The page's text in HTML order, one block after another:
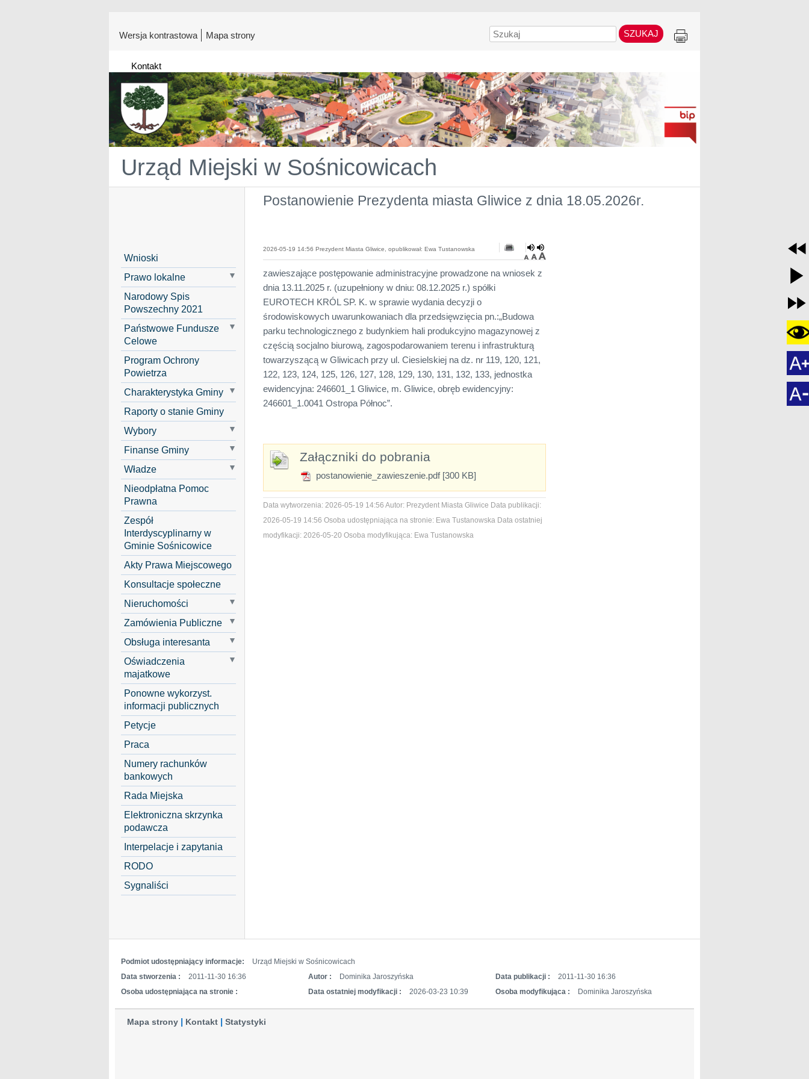
Wersja kontrastowa Mapa strony Szukaj
Kontakt
Urząd Miejski w Sośnicowicach
Postanowienie Prezydenta miasta Gliwice z dnia 18.05.2026r.
Wnioski
Prawo lokalne
Narodowy Spis
Powszechny 2021
Państwowe Fundusze
Celowe
Program Ochrony
Powietrza
Charakterystyka Gminy
Raporty o stanie Gminy
Wybory
Finanse Gminy
Władze
Nieodpłatna Pomoc
Prawna
Zespół
Interdyscyplinarny w
Gminie Sośnicowice
Akty Prawa Miejscowego
Konsultacje społeczne
Nieruchomości
Zamówienia Publiczne
Obsługa interesanta
Oświadczenia
majatkowe
Ponowne wykorzyst.
informacji publicznych
Petycje
Praca
Numery rachunków
bankowych
Rada Miejska
Elektroniczna skrzynka
podawcza
Interpelacje i zapytania
RODO
Sygnaliści
2026-05-19 14:56 Prezydent Miasta Gliwice, opublikował: Ewa Tustanowska
zawieszające postępowanie administracyjne prowadzone na wniosek z
dnia 13.11.2025 r. (uzupełniony w dniu: 08.12.2025 r.) spółki
EUROTECH KRÓL SP. K. w sprawie wydania decyzji o
środowiskowych uwarunkowaniach dla przedsięwzięcia pn.:„Budowa
parku technologicznego z budynkiem hali produkcyjno magazynowej z
częścią socjalno biurową, zagospodarowaniem terenu i infrastrukturą
towarzyszącą w Gliwicach przy ul. Ciesielskiej na dz. nr 119, 120, 121,
122, 123, 124, 125, 126, 127, 128, 129, 130, 131, 132, 133, jednostka
ewidencyjna: 246601_1 Gliwice, m. Gliwice, obręb ewidencyjny:
246601_1.0041 Ostropa Północ”.
Załączniki do pobrania
postanowienie_zawieszenie.pdf [300 KB]
Data wytworzenia: 2026-05-19 14:56 Autor: Prezydent Miasta Gliwice Data publikacji:
2026-05-19 14:56 Osoba udostępniająca na stronie: Ewa Tustanowska Data ostatniej
modyfikacji: 2026-05-20 Osoba modyfikująca: Ewa Tustanowska
Podmiot udostępniający informacje:
Urząd Miejski w Sośnicowicach
Data stworzenia :
2011-11-30 16:36 Autor : Dominika Jaroszyńska Data publikacji :
2011-11-30 16:36
Osoba udostępniająca na stronie :
Data ostatniej modyfikacji : 2026-03-23 10:39 Osoba modyfikująca : Dominika Jaroszyńska
Mapa strony Kontakt Statystyki